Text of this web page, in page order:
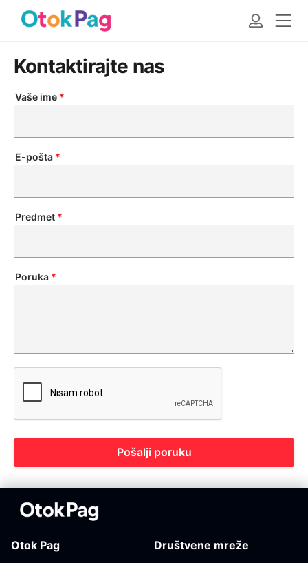
Kontaktirajte nas
Vaše ime *
E-pošta *
Predmet *
Poruka *
Pošalji poruku
Otok Pag Društvene mreže